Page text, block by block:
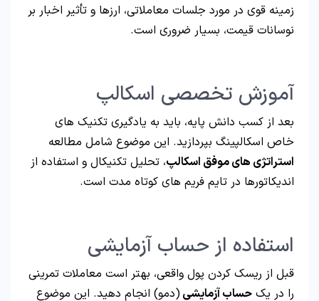
زمینه قوی در مورد جلسات معاملاتی، ارزها و تأثیر اخبار بر
نوسانات قیمت، بسیار ضروری است.
آموزش تخصصی اسکالپ
بعد از کسب دانش پایه، باید به یادگیری تکنیک های
خاص اسکالپینگ بپردازید. این موضوع شامل مطالعه
استراتژی های موفق اسکالپ، تحلیل تکنیکال و استفاده از
اندیکاتورها در تایم فریم های کوتاه مدت است.
استفاده از حساب آزمایشی
قبل از ریسک کردن پول واقعی، بهتر است معاملات تمرینی
را در یک حساب آزمایشی ‌(دمو) انجام دهید. این موضوع